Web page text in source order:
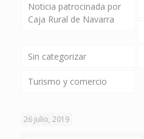
Noticia patrocinada por
Caja Rural de Navarra
Sin categorizar
Turismo y comercio
26 julio, 2019